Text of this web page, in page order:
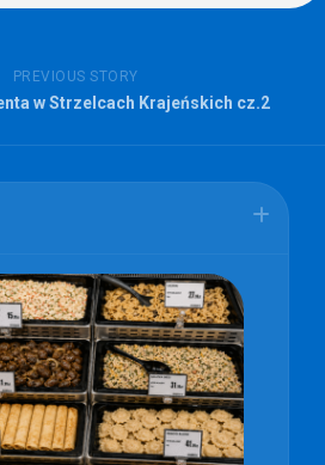
PREVIOUS STORY
w Strzelcach Krajeńskich cz.2